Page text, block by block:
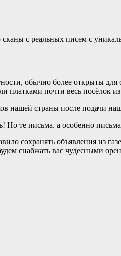
с реальных писем с
обычно более открыты для
платками почти весь посёлок
нашей страны после подачи
Но те письма, а особенно
сохранять объявления из
снабжать вас чудесными